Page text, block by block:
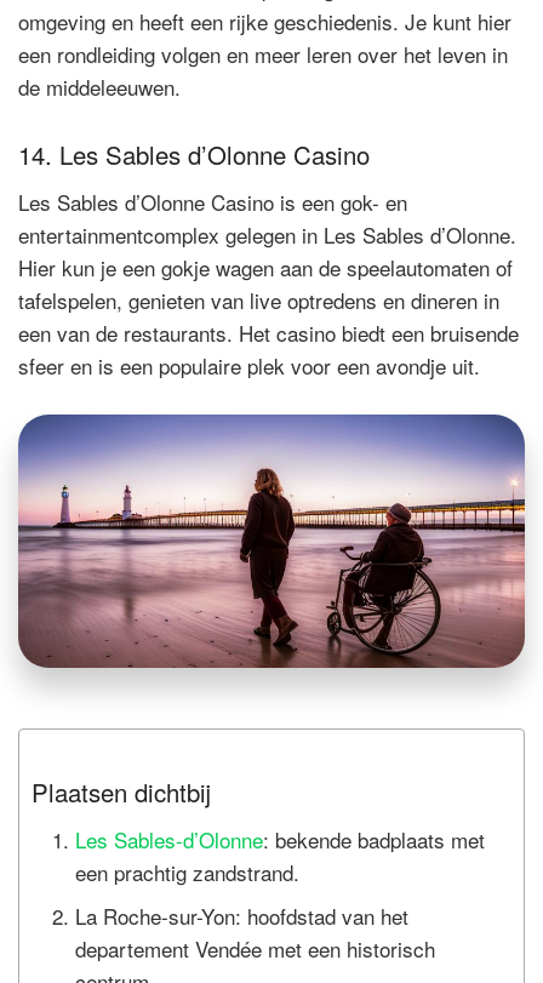
omgeving en heeft een rijke geschiedenis. Je kunt hier
een rondleiding volgen en meer leren over het leven in
de middeleeuwen.
14. Les Sables d’Olonne Casino
Les Sables d’Olonne Casino is een gok- en
entertainmentcomplex gelegen in Les Sables d’Olonne.
Hier kun je een gokje wagen aan de speelautomaten of
tafelspelen, genieten van live optredens en dineren in
een van de restaurants. Het casino biedt een bruisende
sfeer en is een populaire plek voor een avondje uit.
Plaatsen dichtbij
Les Sables-d’Olonne: bekende badplaats met
een prachtig zandstrand.
La Roche-sur-Yon: hoofdstad van het
departement Vendée met een historisch